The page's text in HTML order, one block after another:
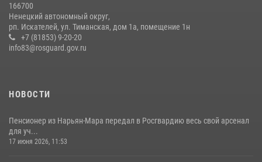
166700
Ненецкий автономный округ,
рп. Искателей, ул. Тиманская, дом 1а, помещение 1н
+7 (81853) 9-20-20
info83@rosguard.gov.ru
НОВОСТИ
Пенсионер из Нарьян-Мара передал в Росгвардию весь свой арсенал
для уч...
17 июня 2026, 11:53